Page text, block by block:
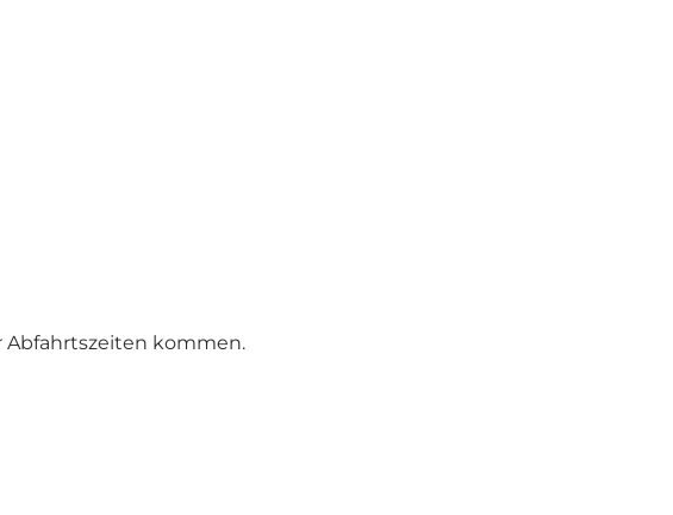
Abfahrtszeiten kommen.